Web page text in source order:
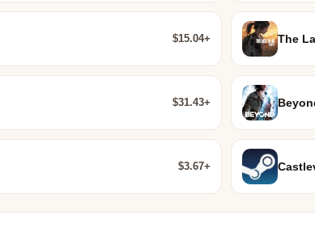
$15.04+ The
$31.43+
$3.67+